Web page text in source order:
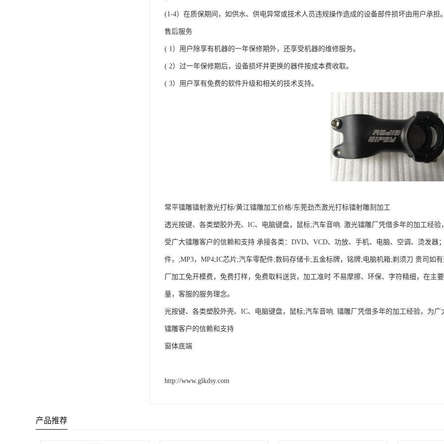
(1-4）在质保期间，如供水、供电异常或技术人员违规操作造成的设备部件损坏由用户承担
售后服务
( 1）用户除享有机器的一年保修期外，还享受机器的维修服务。
( 2）过一年保修期后，设备损坏并更换的器件按成本费收取。
( 3）用户享有免费的软件升级和相关的技术支持。
常平镭雕镭射激光打标/黄江镭雕加工价格/东莞劲杰激光打标镭射雕刻加工
透光按键、各类塑胶外壳、IC、电脑键盘，鼠标;汽车音响. 激光镭雕厂凭借多年的加工经
受广大镭雕客户的信赖和支持 承接各类：DVD、VCD、功放、手机、电脑、空调、烫发器
件，;MP3，MP4;IC芯片;汽车零配件;数码存储卡;五金标牌，铭牌;电脑机箱;剃须刀 贵司如
厂加工免开模费，免费打样，免费取料送货，加工准时 不易摩擦、环保、字符精细，在主
量，客服的服务理念。
光按键、各类塑胶外壳、IC、电脑键盘，鼠标;汽车音响. 镭雕厂凭借多年的加工经验，为
镭雕客户的信赖和支持
窗体底端
http://www.glkdsy.com
产品推荐